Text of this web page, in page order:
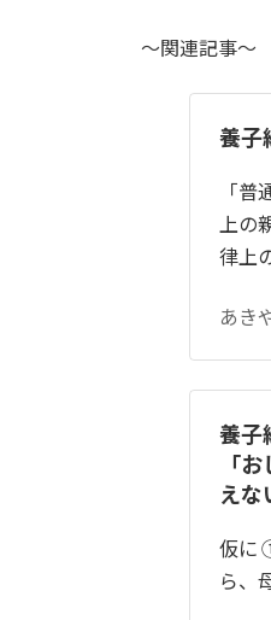
～関連記事～
養子
「
上の
律上
あき
養子
「
えな
仮に
ら、